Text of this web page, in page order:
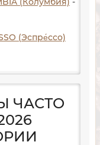
(Эспре́ссо)
ЧАСТО